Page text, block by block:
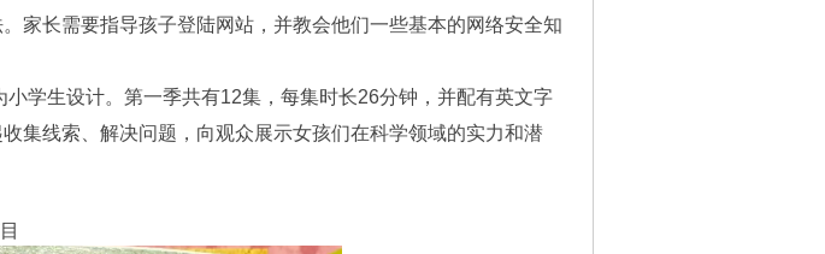
家长需要指导孩子登陆网站，并教会他们一些基本的网络安全知
学生设计。第一季共有12集，每集时长26分钟，并配有英文字
集线索、解决问题，向观众展示女孩们在科学领域的实力和潜